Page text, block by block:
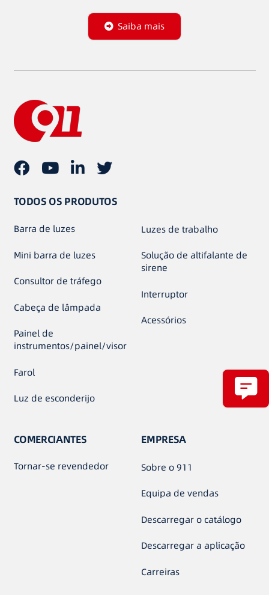
Saiba mais
TODOS OS PRODUTOS
Barra de luzes
Mini barra de luzes
Consultor de tráfego
Cabeça de lâmpada
Painel de
instrumentos/painel/visor
Farol
Luz de esconderijo
Luzes de trabalho
Solução de altifalante de
sirene
Interruptor
Acessórios
COMERCIANTES
Tornar-se revendedor
EMPRESA
Sobre o 911
Equipa de vendas
Descarregar o catálogo
Descarregar a aplicação
Carreiras